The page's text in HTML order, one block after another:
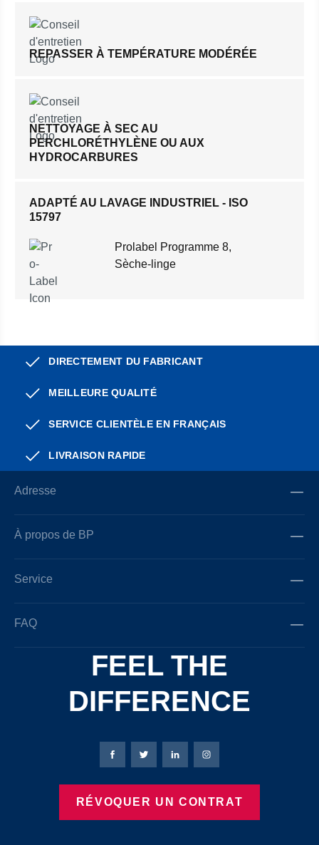
REPASSER À TEMPÉRATURE MODÉRÉE
NETTOYAGE À SEC AU
PERCHLORÉTHYLÈNE OU AUX
HYDROCARBURES
ADAPTÉ AU LAVAGE INDUSTRIEL - ISO
15797
Prolabel Programme 8,
Sèche-linge
DIRECTEMENT DU FABRICANT
MEILLEURE QUALITÉ
SERVICE CLIENTÈLE EN FRANÇAIS
LIVRAISON RAPIDE
Adresse
À propos de BP
Service
FAQ
FEEL THE
DIFFERENCE
Page Facebook de Bierbaum-Proenen
Page X de Bierbaum-Proenen
Page LinkedIn de
Page Instagram de
RÉVOQUER UN CONTRAT